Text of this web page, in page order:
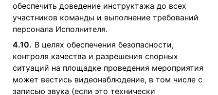
обеспечить доведение инструктажа до всех
участников команды и выполнение требований
персонала Исполнителя.
4.10. В целях обеспечения безопасности,
контроля качества и разрешения спорных
ситуаций на площадке проведения мероприятия
может вестись видеонаблюдение, в том числе с
записью звука (если это технически